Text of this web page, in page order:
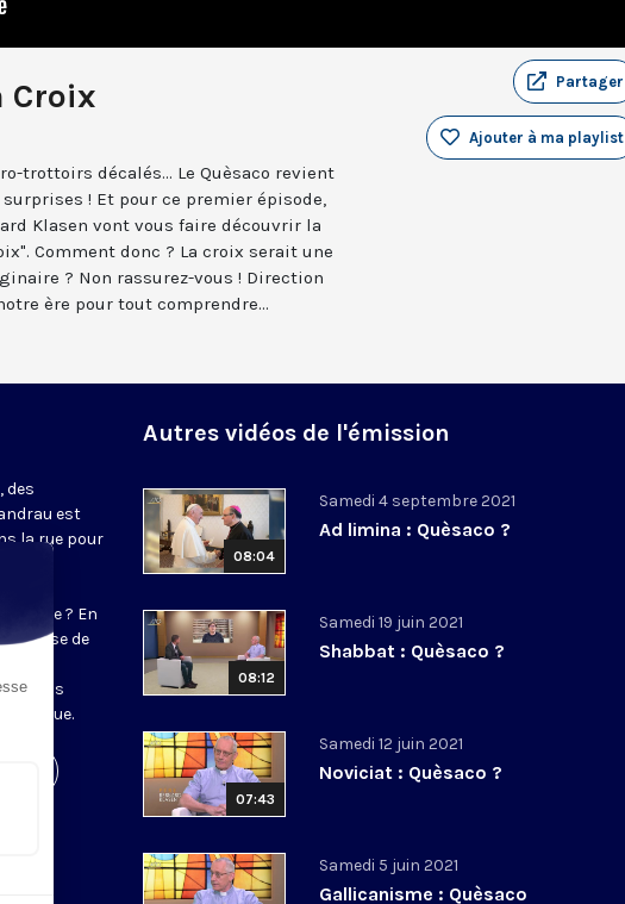
Croix Partager
Ajouter à ma playlist
trottoirs décalés... Le Quèsaco revient
! Et pour ce premier épisode,
Klasen vont vous faire découvrir la
Comment donc ? La croix serait une
? Non rassurez-vous ! Direction
ère pour tout comprendre...
des
est
la rue pour
? En
de
nos
Autres vidéos de l'émission
08:04
Samedi 4 septembre 2021
Ad limina : Quèsaco ?
08:12
Samedi 19 juin 2021
Shabbat : Quèsaco ?
07:43
Samedi 12 juin 2021
Noviciat : Quèsaco ?
Samedi 5 juin 2021
Gallicanisme : Quèsaco